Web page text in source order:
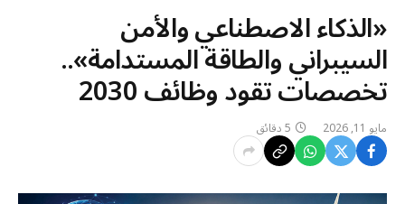
«الذكاء الاصطناعي والأمن
السيبراني والطاقة المستدامة»..
تخصصات تقود وظائف 2030
مايو 11, 2026 5 دقائق